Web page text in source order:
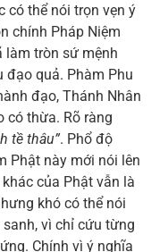
có thể nói trọn vẹn ý
chính Pháp Niệm
làm tròn sứ mệnh
quả. Phàm Phu
đạo, Thánh Nhân
có thừa. Rõ ràng
tề thâu”. Phổ độ
Phật này mới nói lên
của Phật vẫn là
khó có thể nói
vì chỉ cứu từng
Chính vì ý nghĩa